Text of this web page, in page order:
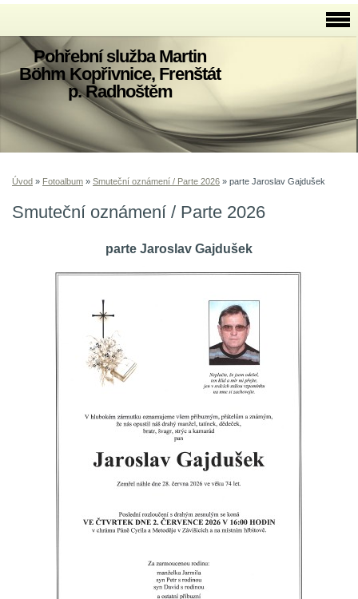
Pohřební služba Martin
Böhm Kopřivnice, Frenštát
p. Radhoštěm
Úvod » Fotoalbum » Smuteční oznámení / Parte 2026 » parte Jaroslav Gajdušek
Smuteční oznámení / Parte 2026
parte Jaroslav Gajdušek